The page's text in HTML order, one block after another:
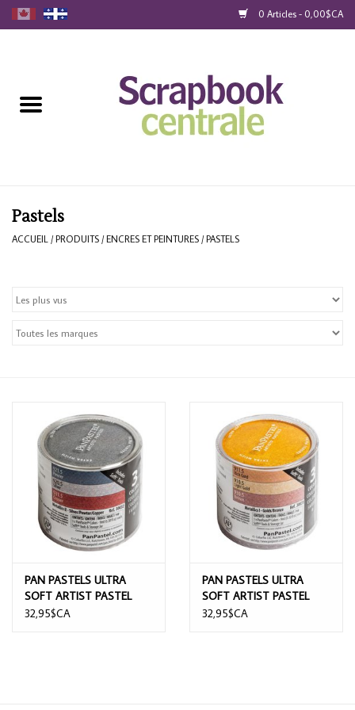
0 Articles - 0,00$CA
Fidélité
Cartes-Cadeau
Pastels
ACCUEIL /PRODUITS /ENCRES ET PEINTURES /PASTELS
PAN PASTELS ULTRA
SOFT ARTIST PASTEL
SET METALLICS II SILVER
32,95$CA
PAN PASTELS ULTRA
SOFT ARTIST PASTEL
SET METALLICS I
32,95$CA